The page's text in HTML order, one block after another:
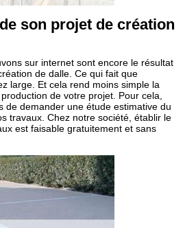
son projet de création
sur internet sont encore le résultat
de dalle. Ce qui fait que
large. Et cela rend moins simple la
de votre projet. Pour cela,
de demander une étude estimative du
travaux. Chez notre société, établir le
est faisable gratuitement et sans